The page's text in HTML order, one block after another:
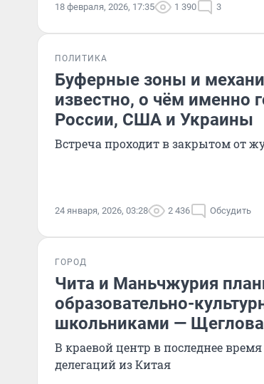
18 февраля, 2026, 17:35 1 390 3
ПОЛИТИКА
Буферные зоны и
известно, о чём именно
России, США и Украины
Встреча проходит в закрытом от
24 января, 2026, 03:28 2 436 Обсудить
ГОРОД
Чита и Маньчжурия
образовательно-
школьниками — Щеглова
В краевой центр в последнее
делегаций из Китая